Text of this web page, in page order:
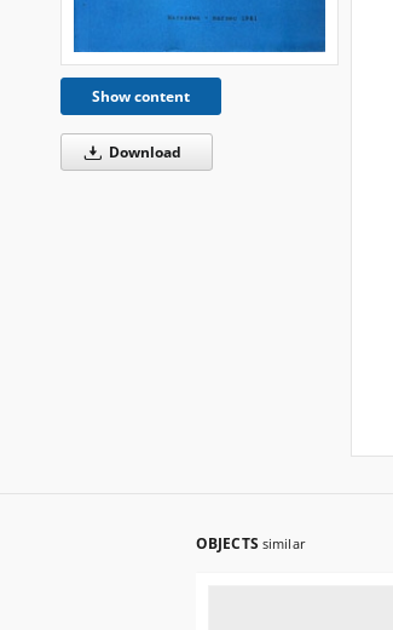
Show content
Download
OBJECTS similar